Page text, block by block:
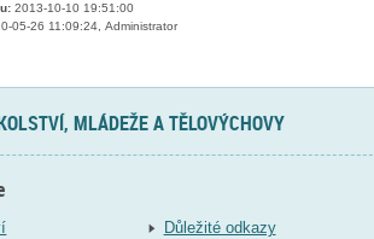
2013-10-10 19:51:00
05-26 11:09:24, Administrator
MLÁDEŽE A TĚLOVÝCHOVY
Důležité odkazy